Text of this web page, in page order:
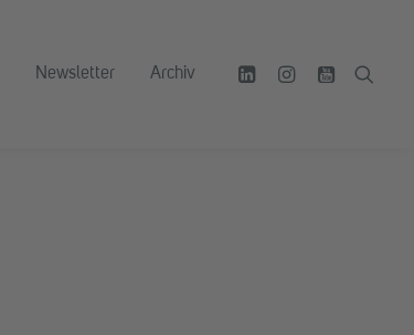
Newsletter Archiv